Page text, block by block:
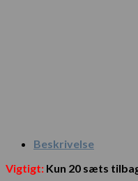
Beskrivelse
Vigtigt: Kun 20 sæts